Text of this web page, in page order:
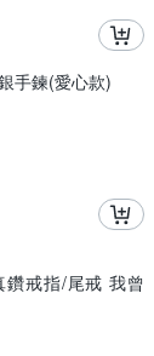
手鍊(愛心款)
鑽戒指/尾戒 我曾